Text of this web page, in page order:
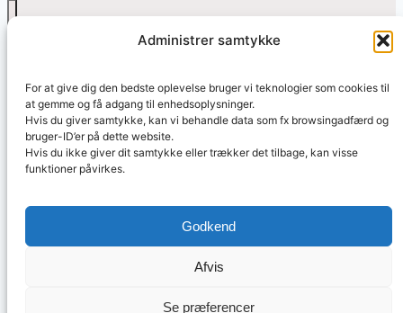
Administrer samtykke
For at give dig den bedste oplevelse bruger vi teknologier som cookies til
at gemme og få adgang til enhedsoplysninger.
Hvis du giver samtykke, kan vi behandle data som fx browsingadfærd og
bruger-ID’er på dette website.
Hvis du ikke giver dit samtykke eller trækker det tilbage, kan visse
funktioner påvirkes.
Godkend
Afvis
Se præferencer
Artikler og viden
Tips & Hacks
Blog
Toggle
child
menu
Bliv blogger